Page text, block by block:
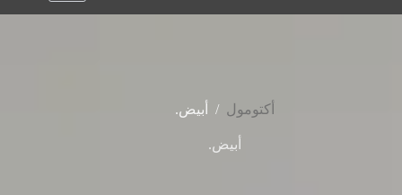
أكتومول / أبيض.
أبيض.